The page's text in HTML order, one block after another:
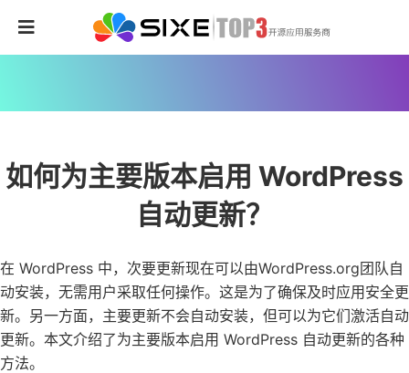
如何为主要版本启用 WordPress
自动更新？
在 WordPress 中，次要更新现在可以由WordPress.org团队自
动安装，无需用户采取任何操作。这是为了确保及时应用安全更
新。另一方面，主要更新不会自动安装，但可以为它们激活自动
更新。本文介绍了为主要版本启用 WordPress 自动更新的各种
方法。